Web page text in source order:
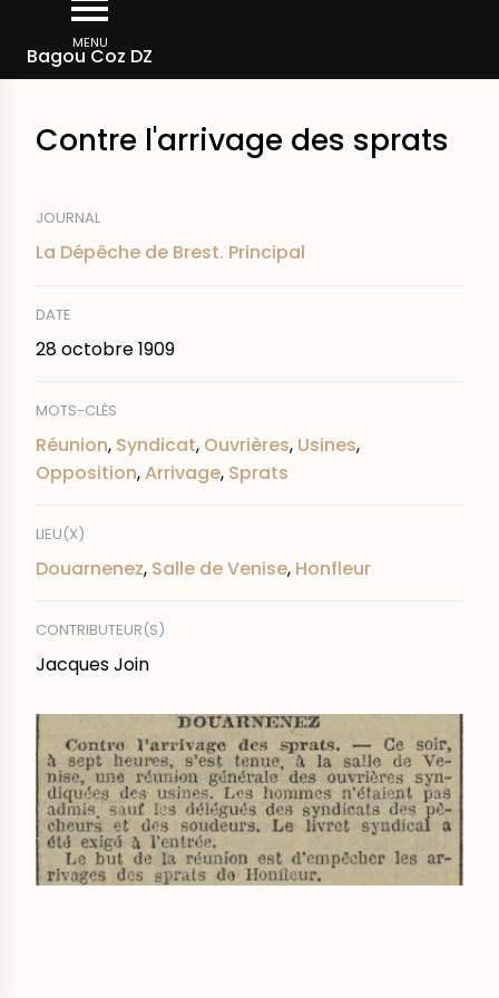
contenu
MENU
Bagou Coz DZ
d'Ariane
Rechercher dans la presse
Contre l'arrivage des sprats
JOURNAL
La Dépêche de Brest. Principal
DATE
28 octobre 1909
MOTS-CLÉS
Réunion, Syndicat, Ouvrières, Usines,
Opposition,Arrivage, Sprats
LIEU(X)
Douarnenez, Salle de Venise, Honfleur
CONTRIBUTEUR(S)
Jacques Join
IMAGE